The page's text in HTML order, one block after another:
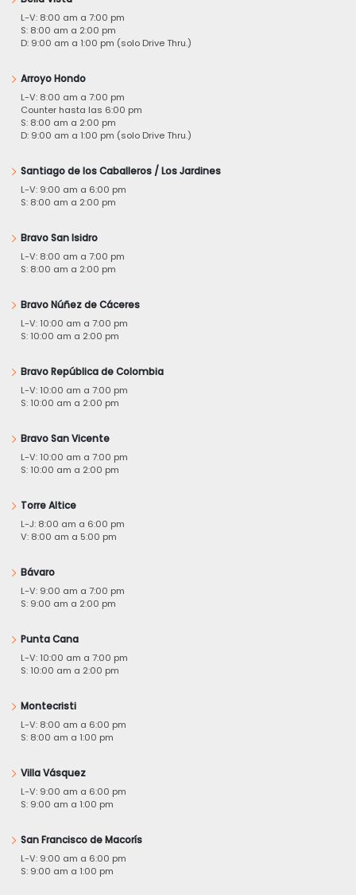
L-V: 8:00 am a 7:00 pm
S: 8:00 am a 2:00 pm
D: 9:00 am a 1:00 pm (solo Drive Thru.)
Arroyo Hondo
L-V: 8:00 am a 7:00 pm
Counter hasta las 6:00 pm
S: 8:00 am a 2:00 pm
D: 9:00 am a 1:00 pm (solo Drive Thru.)
Santiago de los Caballeros / Los Jardines
L-V: 9:00 am a 6:00 pm
S: 8:00 am a 2:00 pm
Bravo San Isidro
L-V: 8:00 am a 7:00 pm
S: 8:00 am a 2:00 pm
Bravo Núñez de Cáceres
L-V: 10:00 am a 7:00 pm
S: 10:00 am a 2:00 pm
Bravo República de Colombia
L-V: 10:00 am a 7:00 pm
S: 10:00 am a 2:00 pm
Bravo San Vicente
L-V: 10:00 am a 7:00 pm
S: 10:00 am a 2:00 pm
Torre Altice
L-J: 8:00 am a 6:00 pm
V: 8:00 am a 5:00 pm
Bávaro
L-V: 9:00 am a 7:00 pm
S: 9:00 am a 2:00 pm
Punta Cana
L-V: 10:00 am a 7:00 pm
S: 10:00 am a 2:00 pm
Montecristi
L-V: 8:00 am a 6:00 pm
S: 8:00 am a 1:00 pm
Villa Vásquez
L-V: 9:00 am a 6:00 pm
S: 9:00 am a 1:00 pm
San Francisco de Macorís
L-V: 9:00 am a 6:00 pm
S: 9:00 am a 1:00 pm